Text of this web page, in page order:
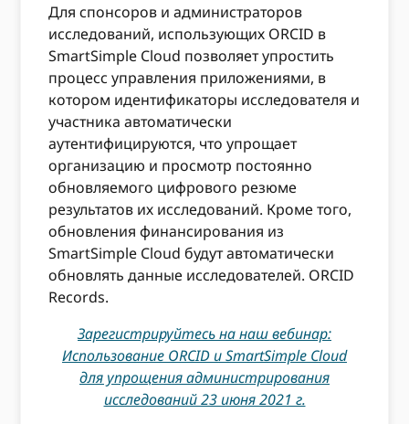
Для спонсоров и администраторов
исследований, использующих ORCID в
SmartSimple Cloud позволяет упростить
процесс управления приложениями, в
котором идентификаторы исследователя и
участника автоматически
аутентифицируются, что упрощает
организацию и просмотр постоянно
обновляемого цифрового резюме
результатов их исследований. Кроме того,
обновления финансирования из
SmartSimple Cloud будут автоматически
обновлять данные исследователей. ORCID
Records.
Зарегистрируйтесь на наш вебинар:
Использование ORCID и SmartSimple Cloud
для упрощения администрирования
исследований 23 июня 2021 г.